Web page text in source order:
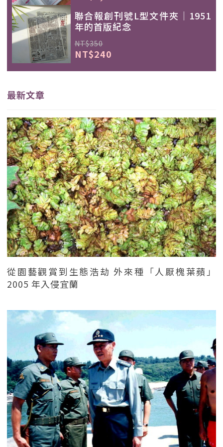
聯合報創刊號L型文件夾｜1951
年的首版紀念
NT$350
NT$240
最新文章
從園藝觀賞到生態浩劫 外來種「人厭槐葉蘋」
2005 年入侵宜蘭